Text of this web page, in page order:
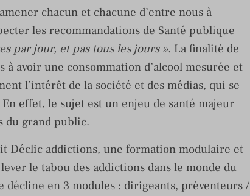
chacun et chacune d’entre nous à
les recommandations de Santé publique
par jour, et pas tous les jours ». La finalité de
à avoir une consommation d’alcool mesurée et
l’intérêt de la société et des médias, qui se
effet, le sujet est un enjeu de santé majeur
du grand public.
Déclic addictions, une formation modulaire et
le tabou des addictions dans le monde du
décline en 3 modules : dirigeants, préventeurs /